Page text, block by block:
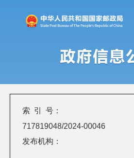
索 引 号：
717819048/2024-00046
发布机构：